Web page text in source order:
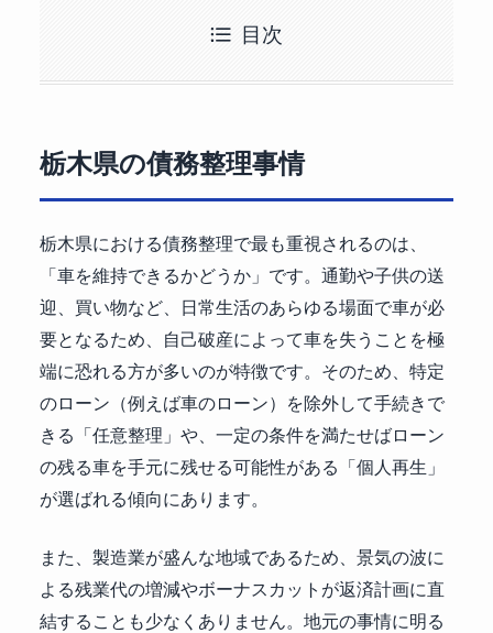
目次
栃木県の債務整理事情
栃木県における債務整理で最も重視されるのは、
「車を維持できるかどうか」です。通勤や子供の送
迎、買い物など、日常生活のあらゆる場面で車が必
要となるため、自己破産によって車を失うことを極
端に恐れる方が多いのが特徴です。そのため、特定
のローン（例えば車のローン）を除外して手続きで
きる「任意整理」や、一定の条件を満たせばローン
の残る車を手元に残せる可能性がある「個人再生」
が選ばれる傾向にあります。
また、製造業が盛んな地域であるため、景気の波に
よる残業代の増減やボーナスカットが返済計画に直
結することも少なくありません。地元の事情に明る